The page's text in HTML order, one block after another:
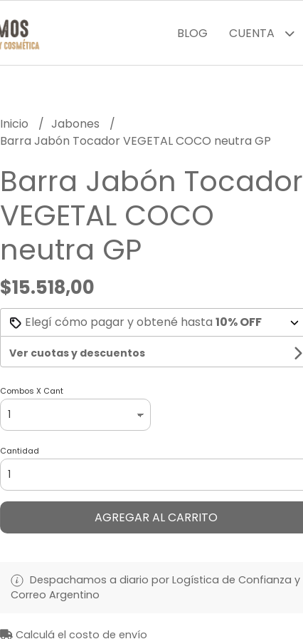
BLOG CUENTA
Inicio
Jabones
Barra Jabón Tocador VEGETAL COCO neutra GP
Barra Jabón Tocador
VEGETAL COCO
neutra GP
$15.518,00
Elegí cómo pagar y obtené hasta 10% OFF
Ver cuotas y descuentos
Combos X Cant
Cantidad
AGREGAR AL CARRITO
Despachamos a diario por Logística de Confianza y
Correo Argentino
Calculá el costo de envío